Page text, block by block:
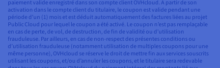
paiement valide enregistré dans son compte client OVHcloud. A partir de son
activation dans le compte client du titulaire, le coupon est valide pendant une
période d’un (1) mois et est déduit automatiquement des factures liées au projet
Public Cloud pour lequel le coupon a été activé. Le coupon n’est pas remplaçable
en cas de perte, de vol, de destruction, de fin de validité ou d’utilisation
frauduleuse. Par ailleurs, en cas de non-respect des présentes conditions ou
d’utilisation frauduleuse (notamment utilisation de multiples coupons pour une
même personne), OVHcloud se réserve le droit de mettre fin aux services souscrits
utilisant les coupons, et/ou d’annuler les coupons, et le titulaire sera redevable